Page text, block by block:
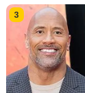
3